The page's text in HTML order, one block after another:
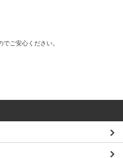
ご安心ください。